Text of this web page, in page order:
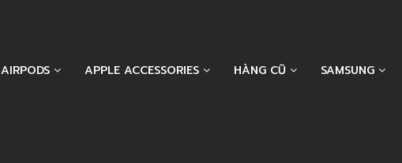
AIRPODS APPLE ACCESSORIES HÀNG CŨ SAMSUNG